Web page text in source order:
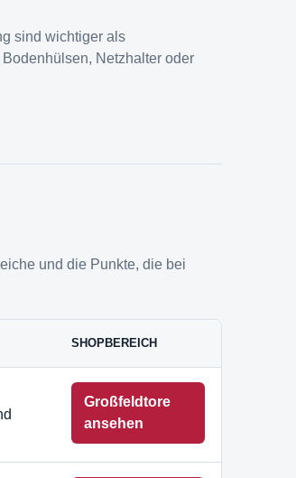
sind wichtiger als
Netzhalter oder
und die Punkte, die bei
SHOPBEREICH
Großfeldtore
ansehen